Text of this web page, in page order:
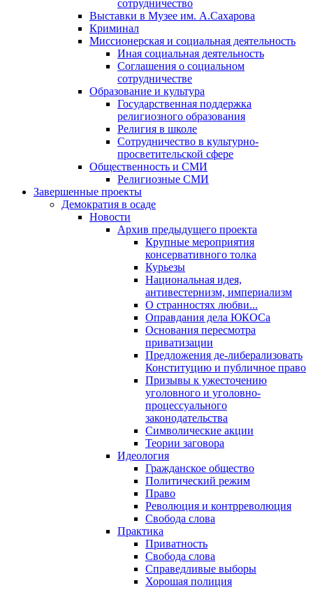
сотрудничество
Выставки в Музее им. А.Сахарова
Криминал
Миссионерская и социальная деятельность
Иная социальная деятельность
Соглашения о социальном
сотрудничестве
Образование и культура
Государственная поддержка
религиозного образования
Религия в школе
Сотрудничество в культурно-
просветительской сфере
Общественность и СМИ
Религиозные СМИ
Завершенные проекты
Демократия в осаде
Новости
Архив предыдущего проекта
Крупные мероприятия
консервативного толка
Курьезы
Национальная идея,
антивестернизм, империализм
О странностях любви...
Оправдания дела ЮКОСа
Основания пересмотра
приватизации
Предложения де-либерализовать
Конституцию и публичное право
Призывы к ужесточению
уголовного и уголовно-
процессуального
законодательства
Символические акции
Теории заговора
Идеология
Гражданское общество
Политический режим
Право
Революция и контрреволюция
Свобода слова
Практика
Приватность
Свобода слова
Справедливые выборы
Хорошая полиция